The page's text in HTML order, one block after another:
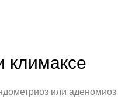
климаксе
или аденомиоз